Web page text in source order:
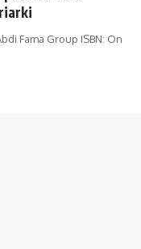
Fama Group ISBN: On